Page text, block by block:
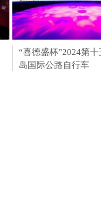
淮安成功举办第四届
会211个签约项目 总
“喜德盛杯”2024第
岛国际公路自行车